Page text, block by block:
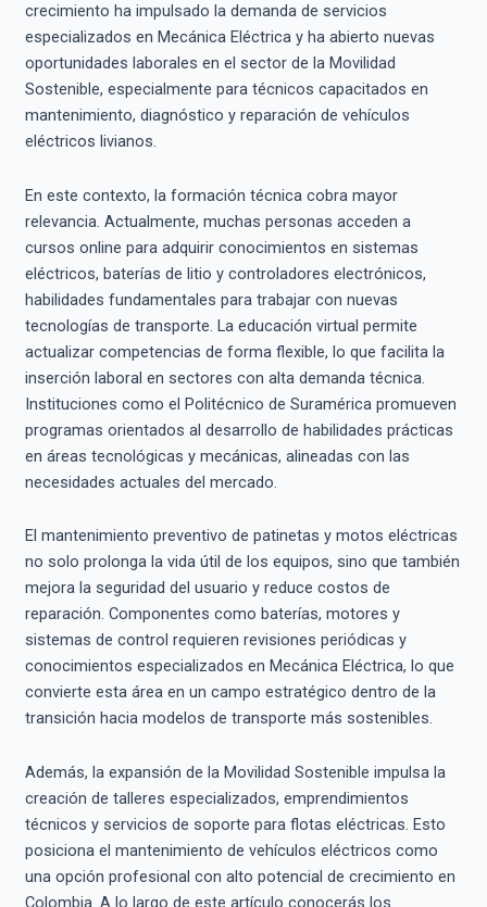
crecimiento ha impulsado la demanda de servicios
especializados en Mecánica Eléctrica y ha abierto nuevas
oportunidades laborales en el sector de la Movilidad
Sostenible, especialmente para técnicos capacitados en
mantenimiento, diagnóstico y reparación de vehículos
eléctricos livianos.
En este contexto, la formación técnica cobra mayor
relevancia. Actualmente, muchas personas acceden a
cursos online para adquirir conocimientos en sistemas
eléctricos, baterías de litio y controladores electrónicos,
habilidades fundamentales para trabajar con nuevas
tecnologías de transporte. La educación virtual permite
actualizar competencias de forma flexible, lo que facilita la
inserción laboral en sectores con alta demanda técnica.
Instituciones como el Politécnico de Suramérica promueven
programas orientados al desarrollo de habilidades prácticas
en áreas tecnológicas y mecánicas, alineadas con las
necesidades actuales del mercado.
El mantenimiento preventivo de patinetas y motos eléctricas
no solo prolonga la vida útil de los equipos, sino que también
mejora la seguridad del usuario y reduce costos de
reparación. Componentes como baterías, motores y
sistemas de control requieren revisiones periódicas y
conocimientos especializados en Mecánica Eléctrica, lo que
convierte esta área en un campo estratégico dentro de la
transición hacia modelos de transporte más sostenibles.
Además, la expansión de la Movilidad Sostenible impulsa la
creación de talleres especializados, emprendimientos
técnicos y servicios de soporte para flotas eléctricas. Esto
posiciona el mantenimiento de vehículos eléctricos como
una opción profesional con alto potencial de crecimiento en
Colombia. A lo largo de este artículo conocerás los